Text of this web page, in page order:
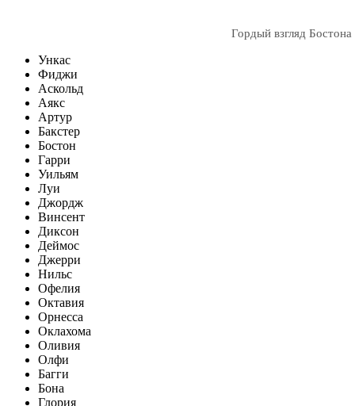
Гордый взгляд Бостона
Ункас
Фиджи
Аскольд
Аякс
Артур
Бакстер
Бостон
Гарри
Уильям
Луи
Джордж
Винсент
Диксон
Деймос
Джерри
Нильс
Офелия
Октавия
Орнесса
Оклахома
Оливия
Олфи
Багги
Бона
Глория